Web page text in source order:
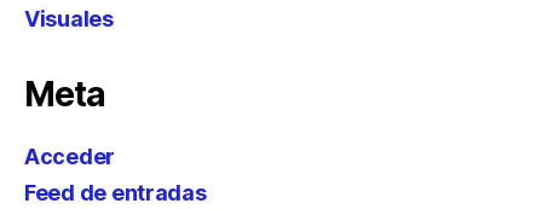
Visuales
Meta
Acceder
Feed de entradas